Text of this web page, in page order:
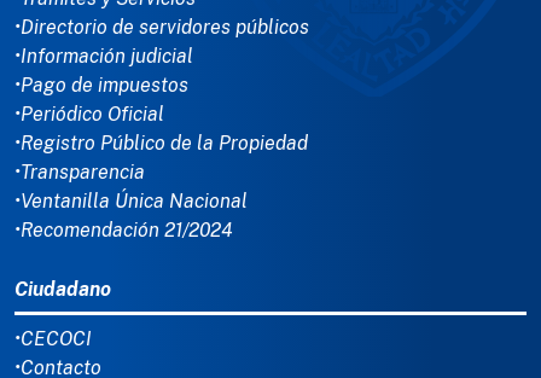
•Directorio de servidores públicos
•Información judicial
•Pago de impuestos
•Periódico Oficial
•Registro Público de la Propiedad
•Transparencia
•Ventanilla Única Nacional
•Recomendación 21/2024
Ciudadano
•CECOCI
•Contacto